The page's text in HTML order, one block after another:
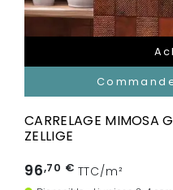
CARRELAGE MIMOSA
ZELLIGE
96,70 € TTC/m²